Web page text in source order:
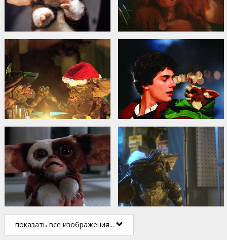
показать все изображения...